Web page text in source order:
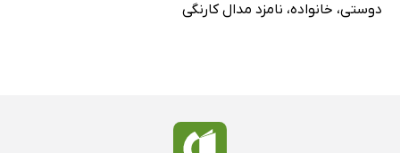
دوستی، خانواده، نامزد مدال کارنگی